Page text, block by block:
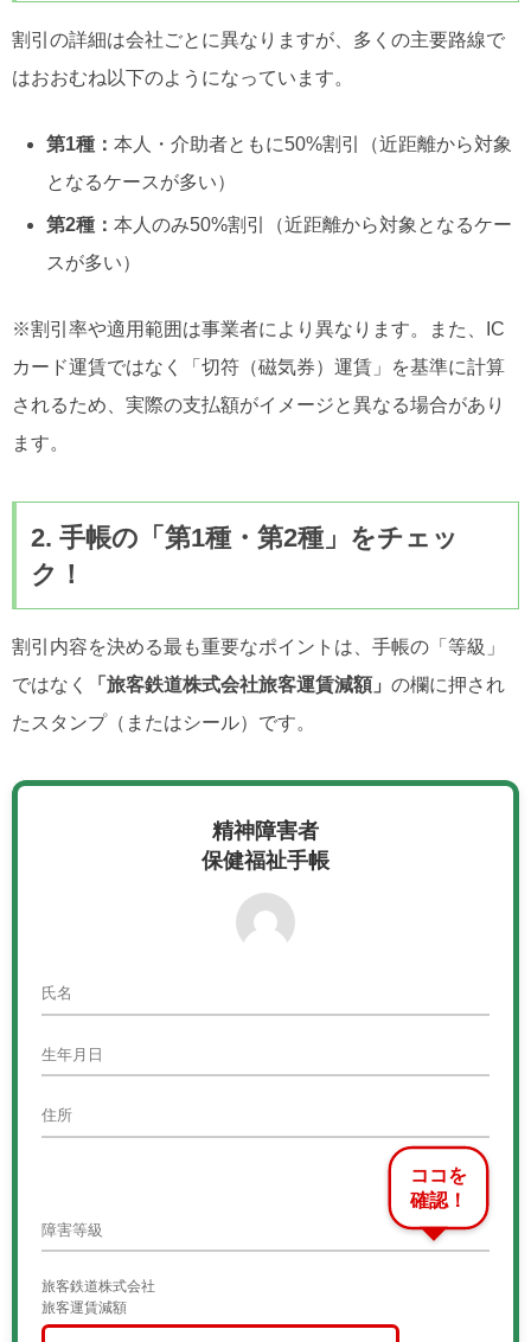
割引の詳細は会社ごとに異なりますが、多くの主要路線で
はおおむね以下のようになっています。
第1種：本人・介助者ともに50%割引（近距離から対象
となるケースが多い）
第2種：本人のみ50%割引（近距離から対象となるケー
スが多い）
※割引率や適用範囲は事業者により異なります。また、IC
カード運賃ではなく「切符（磁気券）運賃」を基準に計算
されるため、実際の支払額がイメージと異なる場合があり
ます。
2. 手帳の「第1種・第2種」をチェッ
ク！
割引内容を決める最も重要なポイントは、手帳の「等級」
ではなく
「旅客鉄道株式会社旅客運賃減額」 の欄に押され
たスタンプ（またはシール）です。
精神障害者
保健福祉手帳
氏名
生年月日
住所
障害等級
旅客鉄道株式会社
旅客運賃減額
ココを
確認！